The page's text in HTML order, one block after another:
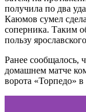
получила по два
Каюмов сумел
соперника. Таким
пользу
Ранее сообщалось,
домашнем матче
ворота «Торпедо»